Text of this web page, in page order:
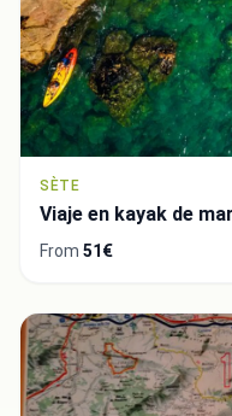
SÈTE
Viaje en kayak de
From 51€